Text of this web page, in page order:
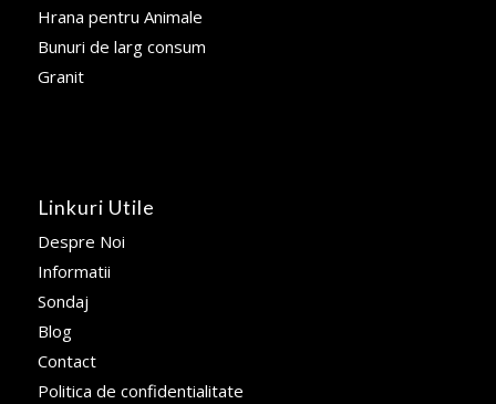
Hrana pentru Animale
Bunuri de larg consum
Granit
Linkuri Utile
Despre Noi
Informatii
Sondaj
Blog
Contact
Politica de confidentialitate